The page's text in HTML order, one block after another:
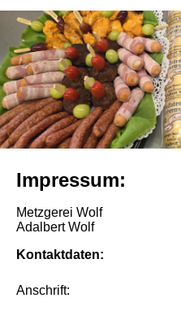
Impressum:
Metzgerei Wolf
Adalbert Wolf
Kontaktdaten:
Anschrift: